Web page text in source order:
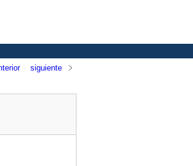
siguiente